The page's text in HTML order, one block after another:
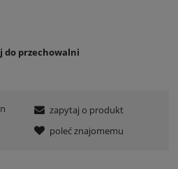
do przechowalni
zapytaj o produkt
poleć znajomemu